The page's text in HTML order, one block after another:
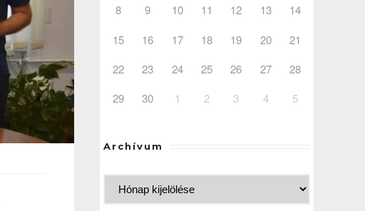
8
9 10 11 12 13
14
15
16 17 18 19 20
21
22
23 24 25 26 27
28
29
30 1 2 3 4 5
Archívum